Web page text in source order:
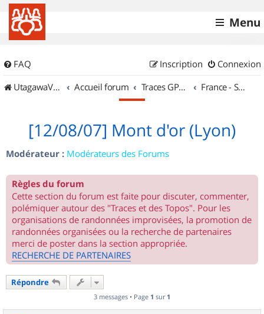
Menu
FAQ Connexion
Inscription
UtagawaVTT (Randos VTT et VTTAE avec traces GPS)
Accueil forum Traces GPS de randos VTT France - Sud Est
[12/08/07] Mont d'or (Lyon)
Modérateur : Modérateurs des Forums
Règles du forum
Cette section du forum est faite pour discuter, commenter,
polémiquer autour des "Traces et des Topos". Pour les
organisations de randonnées improvisées, la promotion de
randonnées organisées ou la recherche de partenaires
merci de poster dans la section appropriée.
RECHERCHE DE PARTENAIRES
Répondre
3 messages • Page 1 sur 1